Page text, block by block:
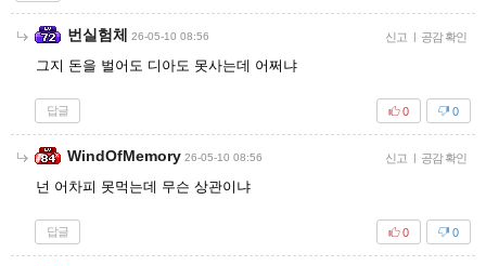
번실험체 26-05-10 08:56 신고 | 공감 확인
그지 돈을 벌어도 디아도 못사는데 어쩌냐
답글 0
0
WindOfMemory 26-05-10 08:56 신고 | 공감 확인
넌 어차피 못먹는데 무슨 상관이냐
답글 0
0